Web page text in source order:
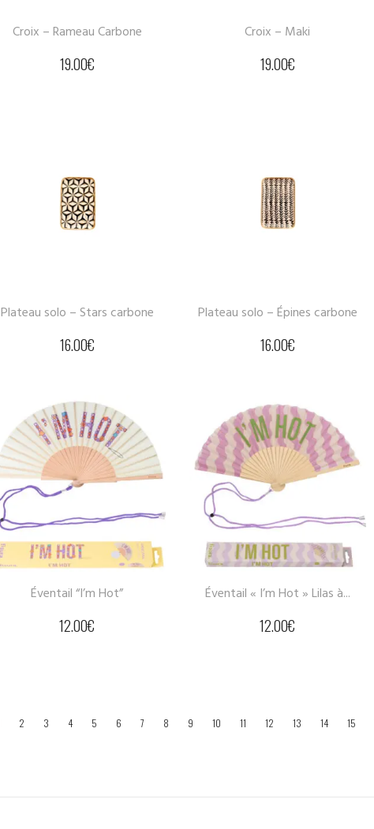
Croix – Rameau Carbone
19.00€
Croix – Maki
19.00€
Plateau solo – Stars carbone
16.00€
Plateau solo – Épines carbone
16.00€
Éventail “I’m Hot”
12.00€
Éventail « I’m Hot » Lilas à...
12.00€
2 3 4 5 6 7 8 9 10 11 12 13 14 15